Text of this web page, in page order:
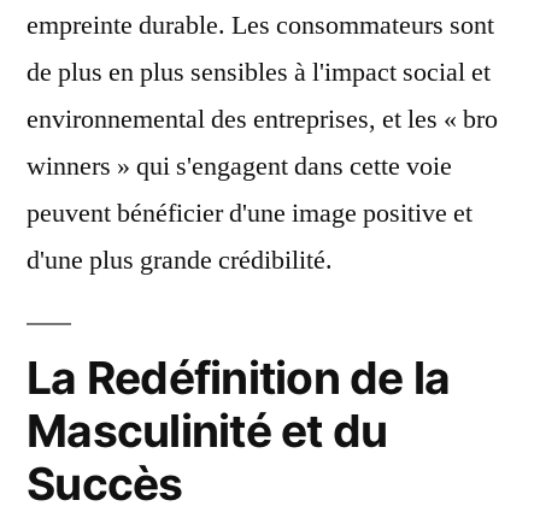
empreinte durable. Les consommateurs sont
de plus en plus sensibles à l'impact social et
environnemental des entreprises, et les « bro
winners » qui s'engagent dans cette voie
peuvent bénéficier d'une image positive et
d'une plus grande crédibilité.
La Redéfinition de la
Masculinité et du
Succès